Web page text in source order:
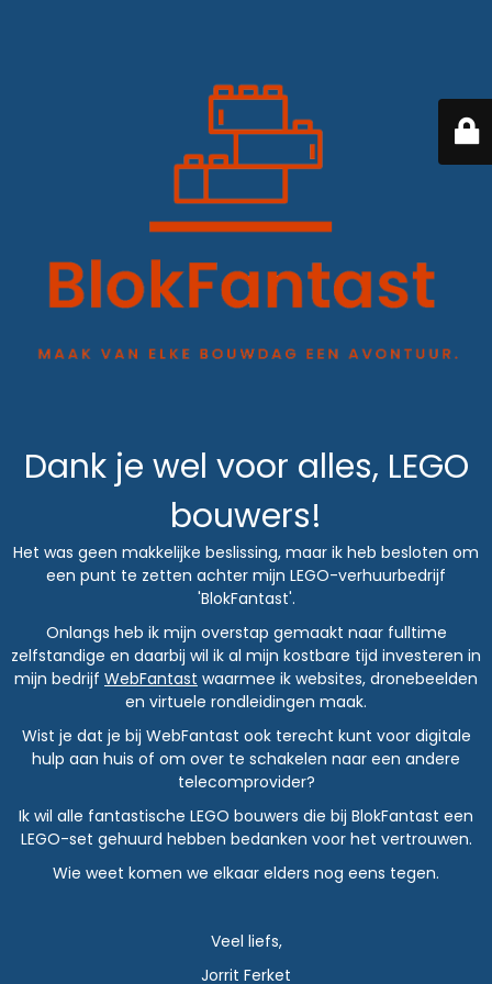
Dank je wel voor alles, LEGO
bouwers!
Het was geen makkelijke beslissing, maar ik heb besloten om
een punt te zetten achter mijn LEGO-verhuurbedrijf
'BlokFantast'.
Onlangs heb ik mijn overstap gemaakt naar fulltime
zelfstandige en daarbij wil ik al mijn kostbare tijd investeren in
mijn bedrijf WebFantast waarmee ik websites, dronebeelden
en virtuele rondleidingen maak.
Wist je dat je bij WebFantast ook terecht kunt voor digitale
hulp aan huis of om over te schakelen naar een andere
telecomprovider?
Ik wil alle fantastische LEGO bouwers die bij BlokFantast een
LEGO-set gehuurd hebben bedanken voor het vertrouwen.
Wie weet komen we elkaar elders nog eens tegen.
Veel liefs,
Jorrit Ferket